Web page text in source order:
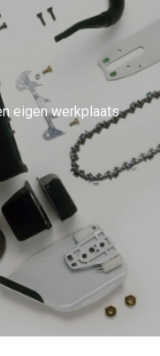
eigen werkplaats